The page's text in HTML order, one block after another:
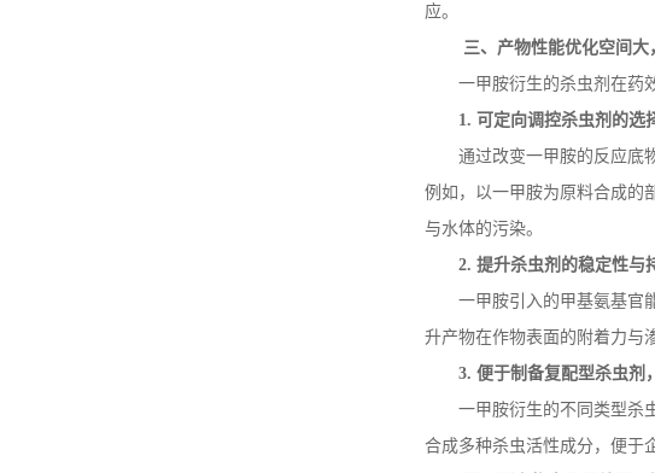
应。
三、产物性能优化空间
一甲胺衍生的杀虫剂在药
1. 可定向调控杀虫剂的选
通过改变一甲胺的反应底
例如，以一甲胺为原料合成的
与水体的污染。
2.提升杀虫剂的稳定性与
一甲胺引入的甲基氨基官
升产物在作物表面的附着力与
3.便于制备复配型杀虫剂
一甲胺衍生的不同类型杀
合成多种杀虫活性成分，便于